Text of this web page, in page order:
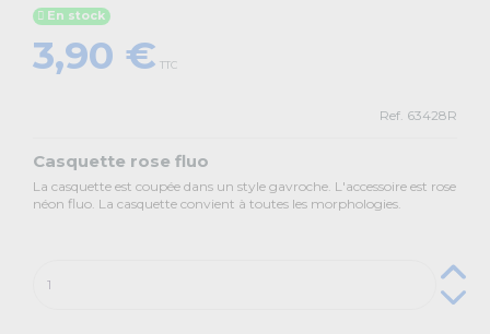
En stock
3,90 € TTC
Ref. 63428R
Casquette rose fluo
La casquette est coupée dans un style gavroche. L'accessoire est rose
néon fluo. La casquette convient à toutes les morphologies.